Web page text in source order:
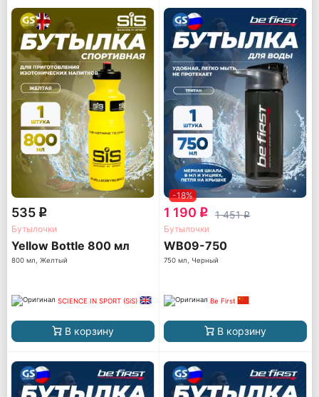
535 q
Бутылочки
Yellow Bottle 800 мл
800 мл, Желтый
SCIENCE IN SPORT (SiS)
В корзину
-18%
1 190 q 1 451q
Бутылочки
WB09-750
750 мл, Черный
Be First
В корзину